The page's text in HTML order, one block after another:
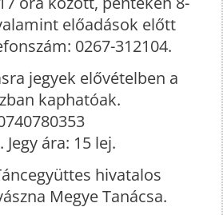
előadások előtt
0267-312104.
jegyek elővételben a
kaphatóak.
ára: 15 lej.
hivatalos
Megye Tanácsa.